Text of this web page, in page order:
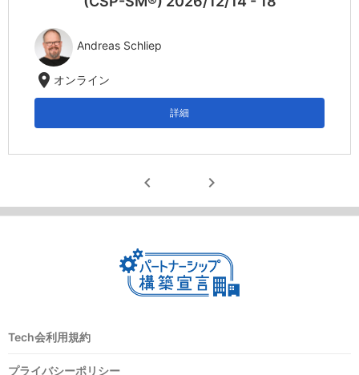
Andreas Schliep
location_on オンライン
詳細
chevron_left chevron_right
Tech会利用規約
プライバシーポリシー